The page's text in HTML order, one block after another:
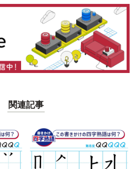
関連記事